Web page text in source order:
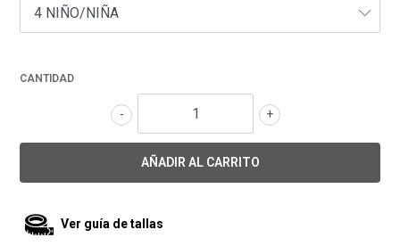
CANTIDAD
+
-
Ver guía de tallas